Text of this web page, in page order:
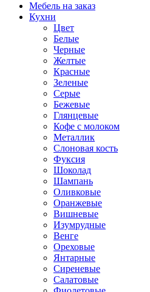
Мебель на заказ
Кухни
Цвет
Белые
Черные
Желтые
Красные
Зеленые
Серые
Бежевые
Глянцевые
Кофе с молоком
Металлик
Слоновая кость
Фуксия
Шоколад
Шампань
Оливковые
Оранжевые
Вишневые
Изумрудные
Венге
Ореховые
Янтарные
Сиреневые
Салатовые